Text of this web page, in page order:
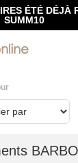
ÉTÉ DÉJÀ
SUMM10